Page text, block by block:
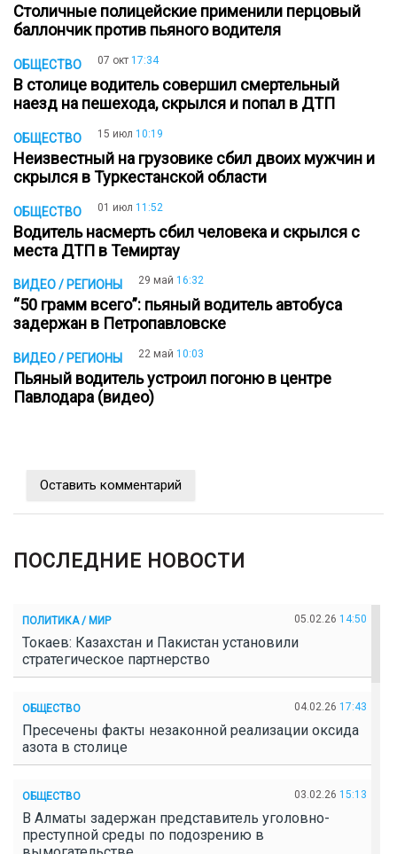
Столичные полицейские применили перцовый
баллончик против пьяного водителя
ОБЩЕСТВО 07 окт 17:34
В столице водитель совершил смертельный
наезд на пешехода, скрылся и попал в ДТП
ОБЩЕСТВО 15 июл 10:19
Неизвестный на грузовике сбил двоих мужчин и
скрылся в Туркестанской области
ОБЩЕСТВО 01 июл 11:52
Водитель насмерть сбил человека и скрылся с
места ДТП в Темиртау
ВИДЕО / РЕГИОНЫ 29 май 16:32
“50 грамм всего”: пьяный водитель автобуса
задержан в Петропавловске
ВИДЕО / РЕГИОНЫ 22 май 10:03
Пьяный водитель устроил погоню в центре
Павлодара (видео)
Оставить комментарий
ПОСЛЕДНИЕ НОВОСТИ
ПОЛИТИКА / МИР 05.02.26 14:50
Токаев: Казахстан и Пакистан установили
стратегическое партнерство
ОБЩЕСТВО 04.02.26 17:43
Пресечены факты незаконной реализации оксида
азота в столице
ОБЩЕСТВО 03.02.26 15:13
В Алматы задержан представитель уголовно-
преступной среды по подозрению в